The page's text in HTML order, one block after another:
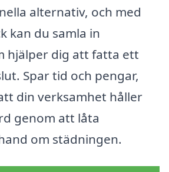
alternativ, och med
kan du samla in
hjälper dig att fatta ett
Spar tid och pengar,
din verksamhet håller
genom att låta
om städningen.